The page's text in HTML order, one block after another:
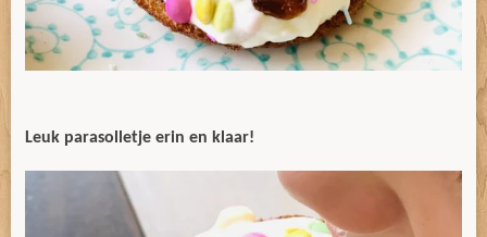
Leuk parasolletje erin en klaar!